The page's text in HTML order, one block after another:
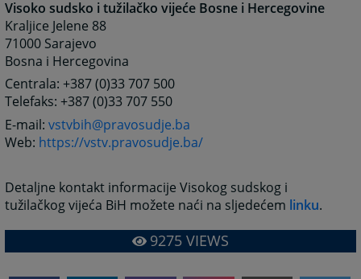
Visoko sudsko i tužilačko vijeće Bosne i Hercegovine
Kraljice Jelene 88
71000 Sarajevo
Bosna i Hercegovina
Centrala: +387 (0)33 707 500
Telefaks: +387 (0)33 707 550
E-mail:vstvbih@pravosudje.ba
Web: https://vstv.pravosudje.ba/
Detaljne kontakt informacije Visokog sudskog i
tužilačkog vijeća BiH možete naći na sljedećem linku.
9275 VIEWS